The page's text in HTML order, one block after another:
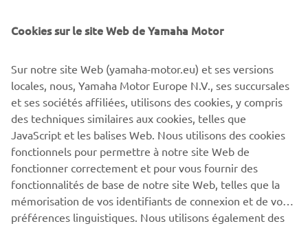
Cookies sur le site Web de Yamaha Motor
Sur notre site Web (yamaha-motor.eu) et ses versions
locales, nous, Yamaha Motor Europe N.V., ses succursales
et ses sociétés affiliées, utilisons des cookies, y compris
des techniques similaires aux cookies, telles que
JavaScript et les balises Web. Nous utilisons des cookies
fonctionnels pour permettre à notre site Web de
fonctionner correctement et pour vous fournir des
fonctionnalités de base de notre site Web, telles que la
mémorisation de vos identifiants de connexion et de vos
préférences linguistiques. Nous utilisons également des